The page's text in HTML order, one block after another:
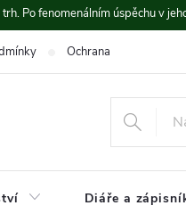
Po fenomenálním úspěchu v
Ochrana údajů
Diáře a